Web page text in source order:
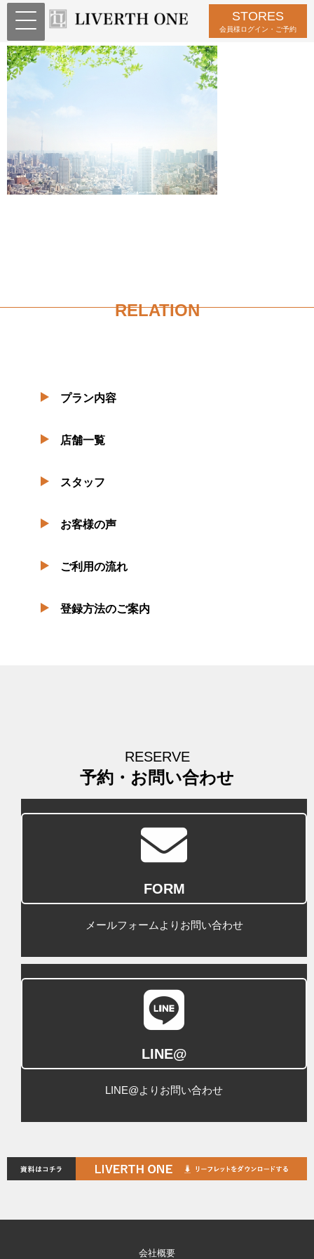
STORES
会員様ログイン・ご予約
3384888_s
RELATION
プラン内容
店舗一覧
スタッフ
お客様の声
ご利用の流れ
登録方法のご案内
RESERVE
予約・お問い合わせ
FORM
メールフォームよりお問い合わせ
LINE@
LINE@よりお問い合わせ
会社概要